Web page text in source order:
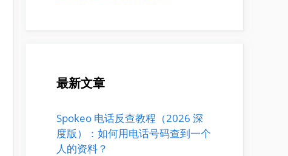
最新文章
Spokeo 电话反查教程（2026 深
度版）：如何用电话号码查到一个
人的资料？